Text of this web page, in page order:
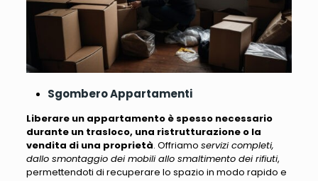
Sgombero Appartamenti
Liberare un appartamento è spesso necessario
durante un trasloco, una ristrutturazione o la
vendita di una proprietà. Offriamo servizi completi,
dallo smontaggio dei mobili allo smaltimento dei rifiuti,
permettendoti di recuperare lo spazio in modo rapido e